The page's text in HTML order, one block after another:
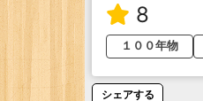
8
１００年物
シェアする